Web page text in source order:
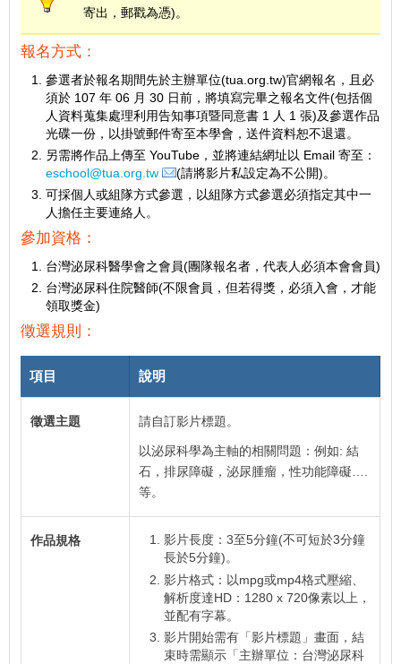
寄出，郵戳為憑)。
報名方式：
參選者於報名期間先於主辦單位(tua.org.tw)官網報名，且必
須於 107 年 06 月 30 日前，將填寫完畢之報名文件(包括個
人資料蒐集處理利用告知事項暨同意書 1 人 1 張)及參選作品
光碟一份，以掛號郵件寄至本學會，送件資料恕不退還。
另需將作品上傳至 YouTube，並將連結網址以 Email 寄至：
eschool@tua.org.tw
(請將影片私設定為不公開)。
可採個人或組隊方式參選，以組隊方式參選必須指定其中一
人擔任主要連絡人。
參加資格：
台灣泌尿科醫學會之會員(團隊報名者，代表人必須本會會員)
台灣泌尿科住院醫師(不限會員，但若得獎，必須入會，才能
領取獎金)
徵選規則：
項目 說明
徵選主題 請自訂影片標題。
以泌尿科學為主軸的相關問題：例如: 結
石，排尿障礙，泌尿腫瘤，性功能障礙….
等。
作品規格
影片長度：3至5分鐘(不可短於3分鐘
長於5分鐘)。
影片格式：以mpg或mp4格式壓縮、
解析度達HD：1280 x 720像素以上，
並配有字幕。
影片開始需有「影片標題」畫面，結
束時需顯示「主辦單位：台灣泌尿科